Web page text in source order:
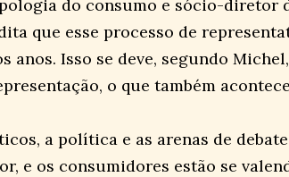
do consumo e sócio-diretor
que esse processo de
anos. Isso se deve, segundo
o que também
a política e as arenas de
e os consumidores estão se